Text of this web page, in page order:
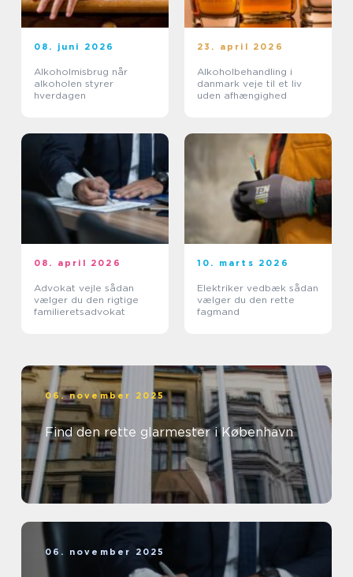
08. juni 2026
Alkoholmisbrug når
alkoholen styrer
hverdagen
23. april 2026
Alkoholbehandling i
danmark veje til et liv
uden afhængighed
08. april 2026
Advokat vejle sådan
vælger du den rigtige
familieretsadvokat
10. marts 2026
Elektriker vedbæk sådan
vælger du den rette
fagmand
06. november 2025
Find den rette glarmester i København
06. november 2025